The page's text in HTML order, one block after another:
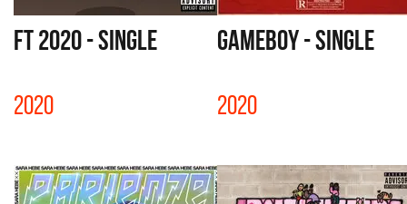
FT 2020 - SINGLE
2020
GAMEBOY - SINGLE
2020